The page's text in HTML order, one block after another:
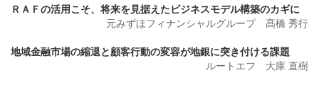
ＲＡＦの活用こそ、将来を見据えたビジネスモデル構築のカギに
元みずほフィナンシャルグループ 髙橋 秀行
地域金融市場の縮退と顧客行動の変容が地銀に突き付ける課題
ルートエフ 大庫 直樹